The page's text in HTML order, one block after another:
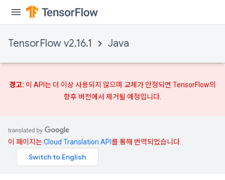
TensorFlow v2.16.1 Java
경고: 이 API는 더 이상 사용되지 않으며 교체가 안정되면 TensorFlow의
향후 버전에서 제거될 예정입니다.
이 페이지는Cloud Translation API 를 통해 번역되었습니다.